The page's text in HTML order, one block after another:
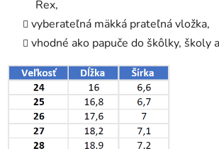
Rex,
vyberateľná mäkká prateľná vložka,
vhodné ako papuče do škôlky, školy